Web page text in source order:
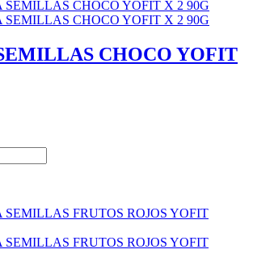
CHOCO YOFIT